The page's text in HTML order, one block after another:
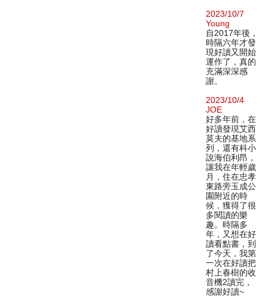
2023/10/7
Young
自2017年後，
時隔六年才發
現好讀又開始
運作了，真的
充滿深深感
謝。
2023/10/4
JOE
好多年前，在
好讀發現艾西
莫夫的基地系
列，還有科小
說海伯利昂，
讓我在年輕歲
月，住在忠孝
東路旁玉成公
園附近的時
候，獲得了很
多閱讀的樂
趣。時隔多
年，又想在好
讀看點書，到
了今天，我第
一次在好讀把
村上春樹的收
音機2讀完，
感謝好讀~